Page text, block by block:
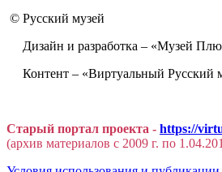
© Русский музей
Дизайн и разработка – «Музей
Контент – «Виртуальный Русский
Старый портал проекта - https://
(архив материалов с 2009 г. по